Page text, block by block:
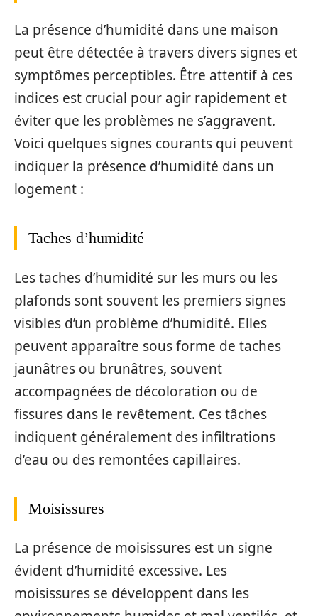
La présence d’humidité dans une maison
peut être détectée à travers divers signes et
symptômes perceptibles. Être attentif à ces
indices est crucial pour agir rapidement et
éviter que les problèmes ne s’aggravent.
Voici quelques signes courants qui peuvent
indiquer la présence d’humidité dans un
logement :
Taches d’humidité
Les taches d’humidité sur les murs ou les
plafonds sont souvent les premiers signes
visibles d’un problème d’humidité. Elles
peuvent apparaître sous forme de taches
jaunâtres ou brunâtres, souvent
accompagnées de décoloration ou de
fissures dans le revêtement. Ces tâches
indiquent généralement des infiltrations
d’eau ou des remontées capillaires.
Moisissures
La présence de moisissures est un signe
évident d’humidité excessive. Les
moisissures se développent dans les